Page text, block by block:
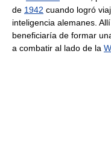
de 1942 cuando logró
inteligencia alemanes.
beneficiaría de formar
a combatir al lado de la